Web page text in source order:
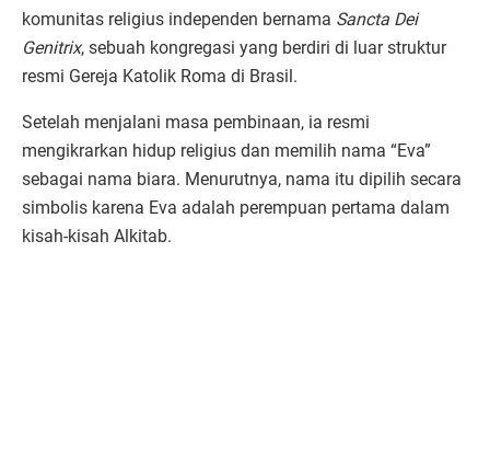
komunitas religius independen bernama Sancta Dei
Genitrix, sebuah kongregasi yang berdiri di luar struktur
resmi Gereja Katolik Roma di Brasil.
Setelah menjalani masa pembinaan, ia resmi
mengikrarkan hidup religius dan memilih nama “Eva”
sebagai nama biara. Menurutnya, nama itu dipilih secara
simbolis karena Eva adalah perempuan pertama dalam
kisah-kisah Alkitab.